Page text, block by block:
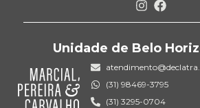
Unidade de Belo
(31) 98469-3795
(31) 3295-0704